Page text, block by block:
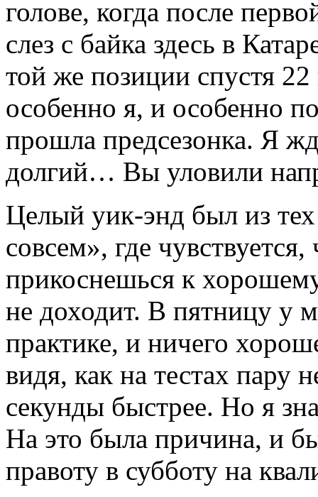
голове, когда после
слез с байка здесь в
той же позиции спустя
особенно я, и особенно
прошла предсезонка. Я
долгий… Вы уловили
Целый уик-энд был из
совсем», где
прикоснешься к хорошему
не доходит. В пятницу у
практике, и ничего
видя, как на тестах пару
секунды быстрее. Но я
На это была причина, и
правоту в субботу на